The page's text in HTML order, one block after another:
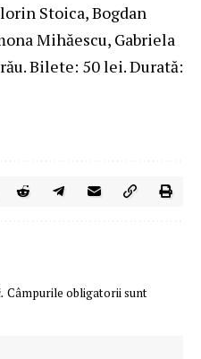
Stoica, Bogdan
Mihăescu, Gabriela
Bilete: 50 lei. Durată:
Câmpurile obligatorii sunt